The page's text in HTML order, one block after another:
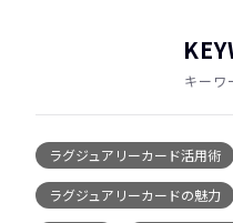
キーワ
ラグジュアリーカード活用術
ラグジュアリーカードの魅力